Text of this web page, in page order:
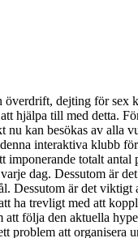
överdrift, dejting för sex
hjälpa till med detta.
kan besökas av
interaktiva klubb
totalt antal
dag. Dessutom är
Dessutom är det
trevligt med att
följa den aktuella
att organisera